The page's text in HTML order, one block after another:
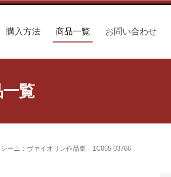
購入方法 商品一覧 お問い合わせ
覧
ーニ：ヴァイオリン作品集 1C065-03766